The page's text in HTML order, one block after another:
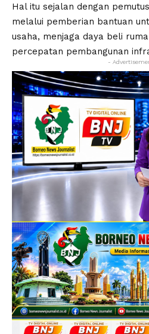
Hal itu sejalan dengan
melalui pemberian bantuan
usaha, menjaga daya beli
percepatan pembangunan
-